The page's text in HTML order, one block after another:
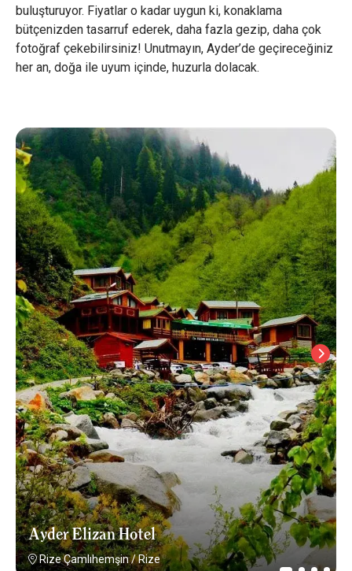
buluşturuyor. Fiyatlar o kadar uygun ki, konaklama
bütçenizden tasarruf ederek, daha fazla gezip, daha çok
fotoğraf çekebilirsiniz! Unutmayın, Ayder’de geçireceğiniz
her an, doğa ile uyum içinde, huzurla dolacak.
Ayder Elizan Hotel
Rize Çamlıhemşin/Rize